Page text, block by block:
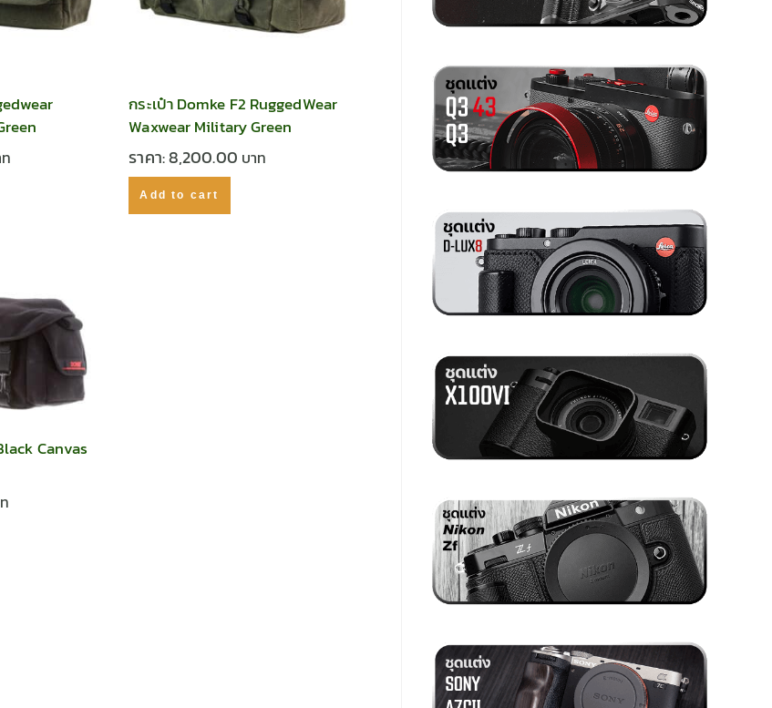
กระเป๋า Domke F2 RuggedWear
Waxwear Military Green
ราคา:8,200.00
Add to cart
Canvas